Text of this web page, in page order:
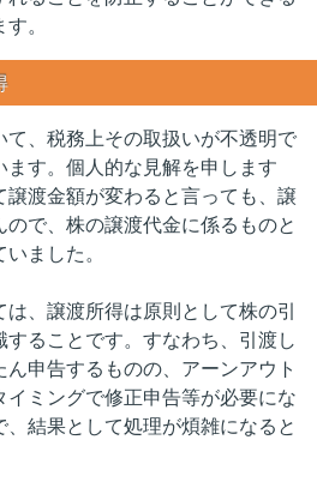
。
て、税務上その取扱いが不透明で
ます。個人的な見解を申します
譲渡金額が変わると言っても、譲
で、株の譲渡代金に係るものと
ました。
、譲渡所得は原則として株の引
ることです。すなわち、引渡し
申告するものの、アーンアウト
ミングで修正申告等が必要にな
、結果として処理が煩雑になると